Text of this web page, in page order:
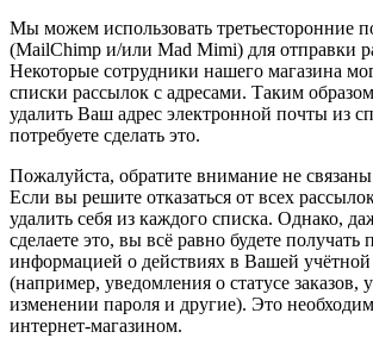
Мы можем использовать третьесторонние
(MailChimp и/или Mad Mimi) для отправки
Некоторые сотрудники нашего магазина
списки рассылок с адресами. Таким
удалить Ваш адрес электронной почты из
потребуете сделать это.
Пожалуйста, обратите внимание не
Если вы решите отказаться от всех
удалить себя из каждого списка. Однако,
сделаете это, вы всё равно будете получать
информацией о действиях в Вашей учётной
(например, уведомления о статусе заказов,
изменении пароля и другие). Это
интернет-магазином.